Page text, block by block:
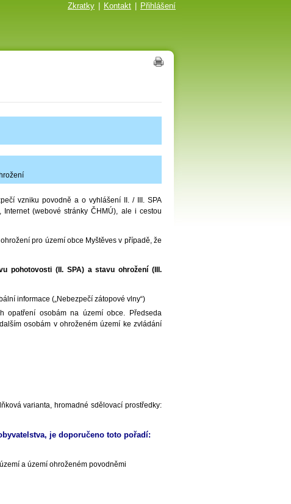
Zkratky Kontakt Přihlášení
vzniku povodně a o vyhlášení II. / III. SPA
(webové stránky ČHMÚ), ale i cestou
pro území obce Myštěves v případě, že
pohotovosti (II. SPA) a stavu ohrožení (III.
informace („Nebezpečí zátopové vlny“)
opatření osobám na území obce. Předseda
osobám v ohroženém území ke zvládání
varianta, hromadné sdělovací prostředky:
je doporučeno toto pořadí:
a území ohroženém povodněmi